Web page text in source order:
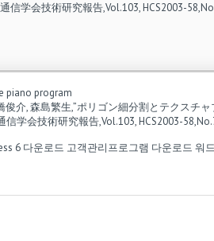
信学会技術研究報告,Vol.103, HCS2003-
piano program
俊介, 森島繁生,”ポリゴン細分割とテクスチ
信学会技術研究報告,Vol.103, HCS2003-
6 다운로드 고객관리프로그램 다운로드 워